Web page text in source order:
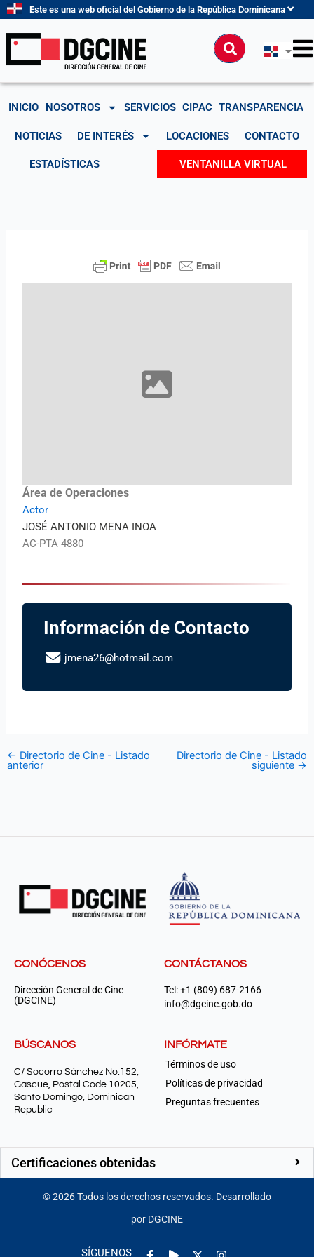
contenido
Este es una web oficial del Gobierno de la República Dominicana
Buscar
INICIO NOSOTROS SERVICIOS CIPAC TRANSPARENCIA
NOTICIAS DE INTERÉS LOCACIONES CONTACTO
ESTADÍSTICAS VENTANILLA VIRTUAL
Área de Operaciones
Actor
JOSÉ ANTONIO MENA INOA
AC-PTA 4880
Información de Contacto
jmena26@hotmail.com
← Directorio de Cine - Listado
anterior
Directorio de Cine - Listado
siguiente →
CONÓCENOS
Dirección General de Cine
(DGCINE)
CONTÁCTANOS
Tel: +1 (809) 687-2166
info@dgcine.gob.do
BÚSCANOS
C/ Socorro Sánchez No.152,
Gascue, Postal Code 10205,
Santo Domingo, Dominican
Republic
INFÓRMATE
Términos de uso
Políticas de privacidad
Preguntas frecuentes
Certificaciones obtenidas
©2026Todos los derechos reservados. Desarrollado
por DGCINE
SÍGUENOS
Facebook-
Play Instagram